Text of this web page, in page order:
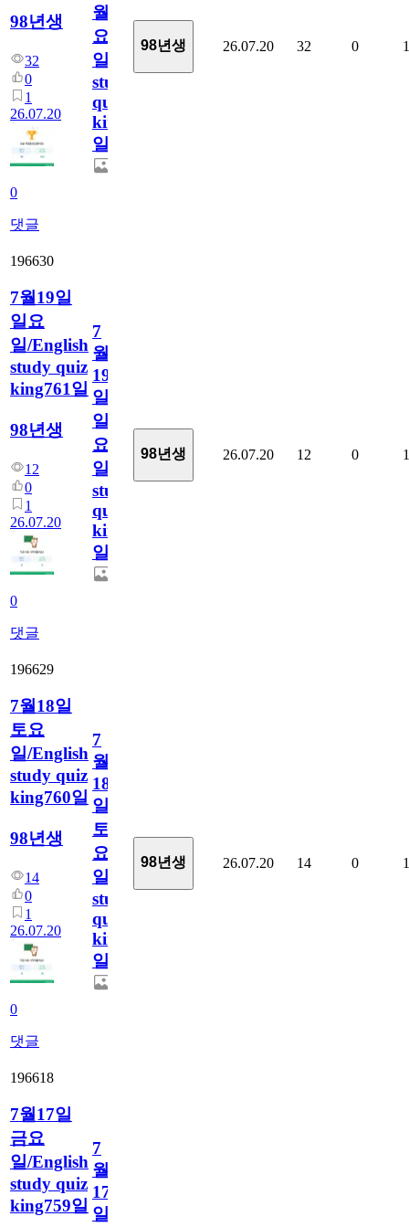
98년생
32
0
1
26.07.20
0
댓글
월
요
일/English
study
quiz
king762
일
98년생 26.07.20 32 0 1
196630
7월19일
일요
일/English
study quiz
king761일
98년생
12
0
1
26.07.20
0
댓글
7
월
19
일
일
요
일/English
study
quiz
king761
일
98년생 26.07.20 12 0 1
196629
7월18일
토요
일/English
study quiz
king760일
98년생
14
0
1
26.07.20
0
댓글
7
월
18
일
토
요
일/English
study
quiz
king760
일
98년생 26.07.20 14 0 1
196618
7월17일
금요
일/English
study quiz
king759일
7
월
17
일